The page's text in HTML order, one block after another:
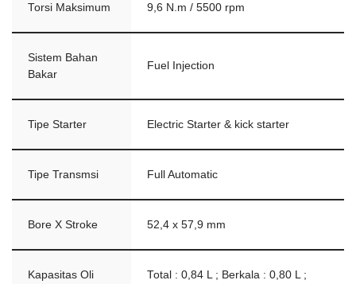
Torsi Maksimum 9,6 N.m / 5500 rpm
Sistem Bahan
Bakar
Fuel Injection
Tipe Starter Electric Starter & kick starter
Tipe Transmsi Full Automatic
Bore X Stroke 52,4 x 57,9 mm
Kapasitas Oli
Total : 0,84 L ; Berkala : 0,80 L ;